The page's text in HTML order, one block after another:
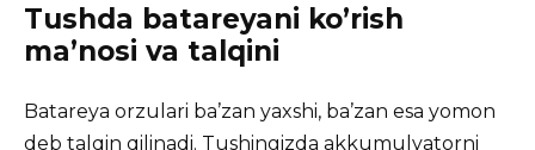
Tushda batareyani ko’rish
ma’nosi va talqini
Batareya orzulari ba’zan yaxshi, ba’zan esa yomon
deb talqin qilinadi. Tushingizda akkumulyatorni